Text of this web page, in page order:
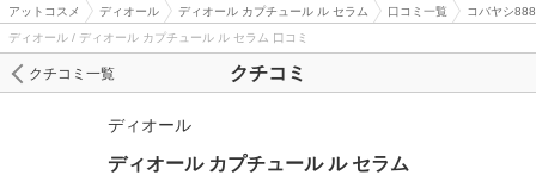
アットコスメ ディオール ディオール カプチュール ル セラム 口コミ一覧
コバヤシ
ディオール / ディオール カプチュール ル セラム 口コミ
クチコミ
クチコミ一覧
ディオール
ディオール カプチュール ル セラム